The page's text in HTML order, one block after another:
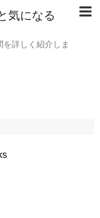
気になる
詳しく紹介しま